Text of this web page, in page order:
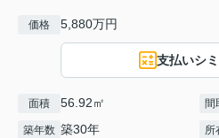
価格 5,880万円
支払いシ
面積 56.92㎡ 間
築年数 築30年 所